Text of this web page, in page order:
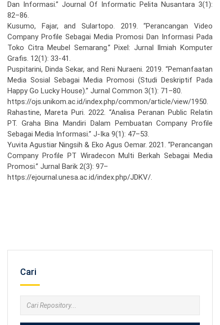
Dan Informasi.” Journal Of Informatic Pelita Nusantara 3(1):
82–86.
Kusumo, Fajar, and Sulartopo. 2019. “Perancangan Video
Company Profile Sebagai Media Promosi Dan Informasi Pada
Toko Citra Meubel Semarang.” Pixel: Jurnal Ilmiah Komputer
Grafis. 12(1): 33-41.
Puspitarini, Dinda Sekar, and Reni Nuraeni. 2019. “Pemanfaatan
Media Sosial Sebagai Media Promosi (Studi Deskriptif Pada
Happy Go Lucky House).” Jurnal Common 3(1): 71–80.
https://ojs.unikom.ac.id/index.php/common/article/view/1950.
Rahastine, Mareta Puri. 2022. “Analisa Peranan Public Relatin
PT. Graha Bina Mandiri Dalam Pembuatan Company Profile
Sebagai Media Informasi.” J-Ika 9(1): 47–53.
Yuvita Agustiar Ningsih & Eko Agus Oemar. 2021. “Perancangan
Company Profile PT Wiradecon Multi Berkah Sebagai Media
Promosi.” Jurnal Barik 2(3): 97–
https://ejournal.unesa.ac.id/index.php/JDKV/.
Cari